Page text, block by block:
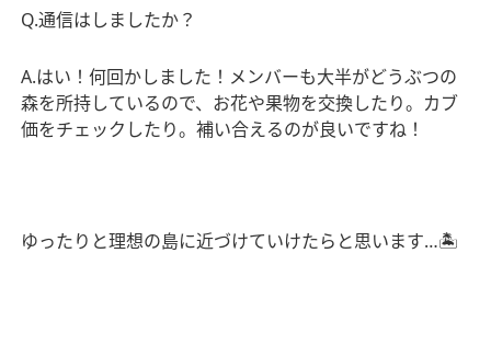
Q.通信はしましたか？
A.はい！何回かしました！メンバーも大半がどうぶつの
森を所持しているので、お花や果物を交換したり。カブ
価をチェックしたり。補い合えるのが良いですね！
ゆったりと理想の島に近づけていけたらと思います…🏝